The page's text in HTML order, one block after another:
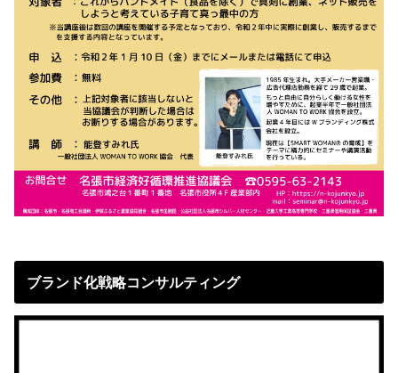
ブランド化戦略コンサルティング